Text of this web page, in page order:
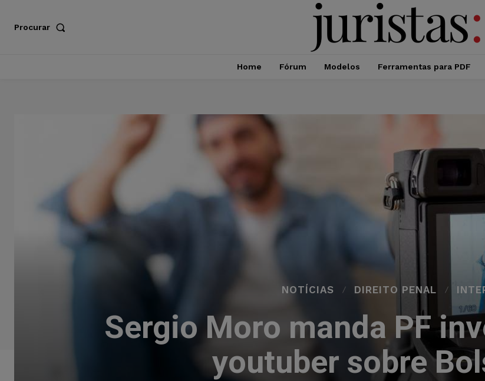
Procurar
Home Fórum Modelos Ferramentas para PDF
NOTÍCIAS DIREITO PENAL
Sergio Moro manda PF
youtuber sobre